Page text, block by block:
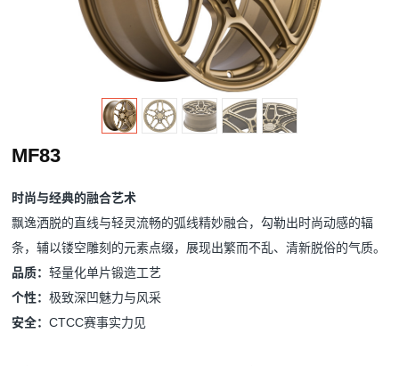
MF83
时尚与经典的融合艺术
飘逸洒脱的直线与轻灵流畅的弧线精妙融合，勾勒出时尚动感的辐
条，辅以镂空雕刻的元素点缀，展现出繁而不乱、清新脱俗的气质。
品质：轻量化单片锻造工艺
个性：极致深凹魅力与风采
安全：CTCC赛事实力见